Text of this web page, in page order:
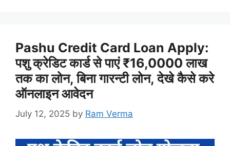
Pashu Credit Card Loan Apply:
पशु क्रेडिट कार्ड से पाएं ₹16,0000 लाख
तक का लोन, बिना गारन्टी लोन, देखे कैसे करे
ऑनलाइन आवेदन
July 12, 2025 by Ram Verma